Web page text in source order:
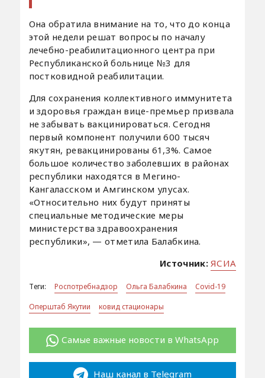
Она обратила внимание на то, что до конца
этой недели решат вопросы по началу
лечебно-реабилитационного центра при
Республиканской больнице №3 для
постковидной реабилитации.
Для сохранения коллективного иммунитета
и здоровья граждан вице-премьер призвала
не забывать вакцинироваться. Сегодня
первый компонент получили 600 тысяч
якутян, ревакцинированы 61,3%. Самое
большое количество заболевших в районах
республики находятся в Мегино-
Кангаласском и Амгинском улусах.
«Относительно них будут приняты
специальные методические меры
министерства здравоохранения
республики», — отметила Балабкина.
Источник: ЯСИА
Теги: Роспотребнадзор Ольга Балабкина
Covid-19
Оперштаб Якутии
ковид стационары
Самые важные новости в WhatsApp
Наш канал в Telegram